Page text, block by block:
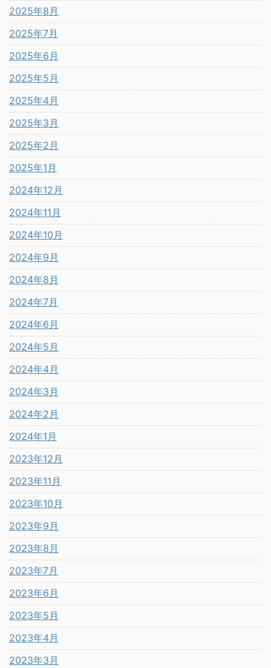
2025年8月
2025年7月
2025年6月
2025年5月
2025年4月
2025年3月
2025年2月
2025年1月
2024年12月
2024年11月
2024年10月
2024年9月
2024年8月
2024年7月
2024年6月
2024年5月
2024年4月
2024年3月
2024年2月
2024年1月
2023年12月
2023年11月
2023年10月
2023年9月
2023年8月
2023年7月
2023年6月
2023年5月
2023年4月
2023年3月